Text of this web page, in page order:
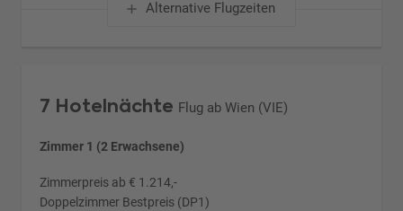
Alternative Flugzeiten
7 Hotelnächte Flug ab Wien (VIE)
Zimmer 1 (2 Erwachsene)
Zimmerpreis ab € 1.214,-
Doppelzimmer Bestpreis (DP1)